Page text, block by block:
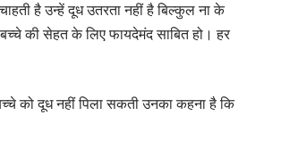
है उन्हें दूध उतरता नहीं है बिल्कुल ना के
की सेहत के लिए फायदेमंद साबित हो। हर
को दूध नहीं पिला सकती उनका कहना है कि